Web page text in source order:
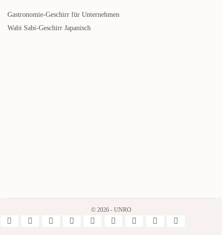
Gastronomie-Geschirr für Unternehmen
Wabi Sabi-Geschirr Japanisch
© 2026 - UNRO